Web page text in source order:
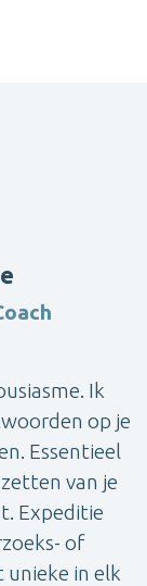
Ik
op je
Essentieel
van je
Expeditie
of
in elk